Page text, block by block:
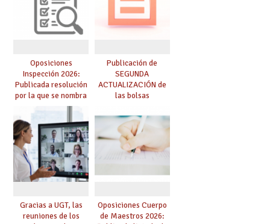
Oposiciones
Inspección 2026:
Publicada resolución
por la que se nombra
funcionarios/as en
prácticas, se regulan
dichas prácticas y se
convoca acto público
de adjudicación
Publicación de
SEGUNDA
ACTUALIZACIÓN de
las bolsas
Cuerpo de Maestros
de especialidades
convocadas a
oposición
Gracias a UGT, las
reuniones de los
Oposiciones Cuerpo
de Maestros 2026: